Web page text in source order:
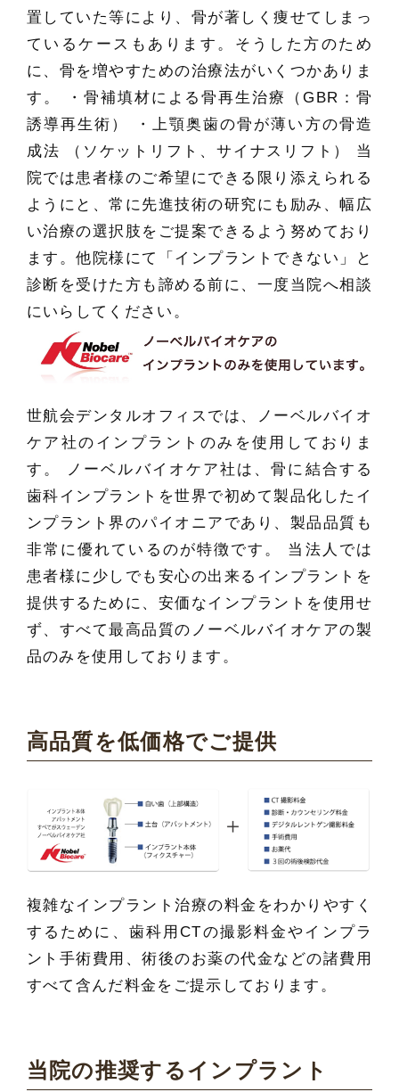
置していた等により、骨が著しく痩せてしまっ
ているケースもあります。そうした方のため
に、骨を増やすための治療法がいくつかありま
す。 ・骨補填材による骨再生治療（GBR：骨
誘導再生術） ・上顎奥歯の骨が薄い方の骨造
成法 （ソケットリフト、サイナスリフト） 当
院では患者様のご希望にできる限り添えられる
ようにと、常に先進技術の研究にも励み、幅広
い治療の選択肢をご提案できるよう努めており
ます。他院様にて「インプラントできない」と
診断を受けた方も諦める前に、一度当院へ相談
にいらしてください。
世航会デンタルオフィスでは、ノーベルバイオ
ケア社のインプラントのみを使用しておりま
す。 ノーベルバイオケア社は、骨に結合する
歯科インプラントを世界で初めて製品化したイ
ンプラント界のパイオニアであり、製品品質も
非常に優れているのが特徴です。 当法人では
患者様に少しでも安心の出来るインプラントを
提供するために、安価なインプラントを使用せ
ず、すべて最高品質のノーベルバイオケアの製
品のみを使用しております。
高品質を低価格でご提供
複雑なインプラント治療の料金をわかりやすく
するために、歯科用CTの撮影料金やインプラ
ント手術費用、術後のお薬の代金などの諸費用
すべて含んだ料金をご提示しております。
当院の推奨するインプラント